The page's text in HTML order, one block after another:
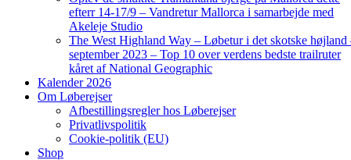
efterr 14-17/9 – Vandretur Mallorca i samarbejde med
Akeleje Studio
The West Highland Way – Løbetur i det skotske højland
september 2023 – Top 10 over verdens bedste trailruter
kåret af National Geographic
Kalender 2026
Om Løberejser
Afbestillingsregler hos Løberejser
Privatlivspolitik
Cookie-politik (EU)
Shop